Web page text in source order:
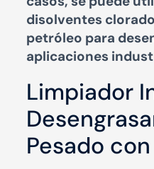
disolventes
petróleo para
aplicaciones
Limpiador
Pesado